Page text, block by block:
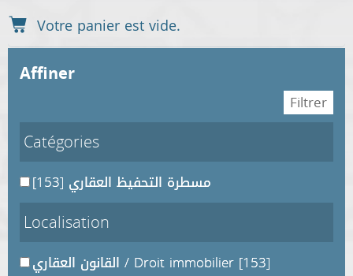
affiner
Catégories
مسطرة التحفيظ العقاري [153]
Localisation
القانون العقاري / Droit immobilier [153]